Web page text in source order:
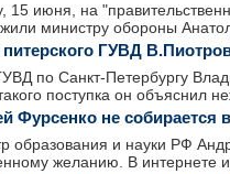
15 июня, на
министру обороны
питерского ГУВД
по Санкт-Петербургу
поступка он объяснил
Фурсенко не собирается
образования и науки РФ
желанию. В интернете